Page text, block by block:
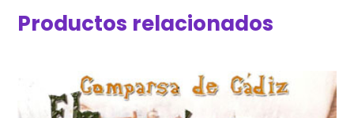
Productos relacionados